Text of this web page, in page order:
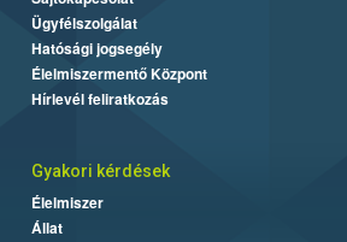
Ügyfélszolgálat
Hatósági jogsegély
Élelmiszermentő Központ
Hírlevél feliratkozás
Gyakori kérdések
Élelmiszer
Állat